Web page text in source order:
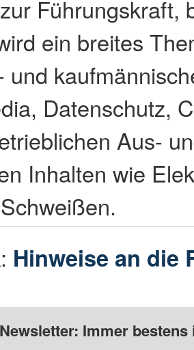
Führungskraft,
ein breites
und
Datenschutz,
Aus-
Inhalten wie
Hinweise an die
Immer